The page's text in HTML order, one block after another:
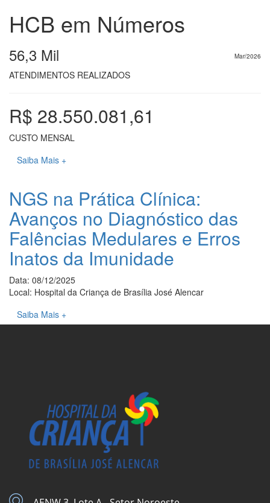
HCB em Números
Mar/2026
56,3 Mil
ATENDIMENTOS REALIZADOS
R$ 28.550.081,61
CUSTO MENSAL
Saiba Mais +
NGS na Prática Clínica:
Avanços no Diagnóstico das
Falências Medulares e Erros
Inatos da Imunidade
Data: 08/12/2025
Local: Hospital da Criança de Brasília José Alencar
Saiba Mais +